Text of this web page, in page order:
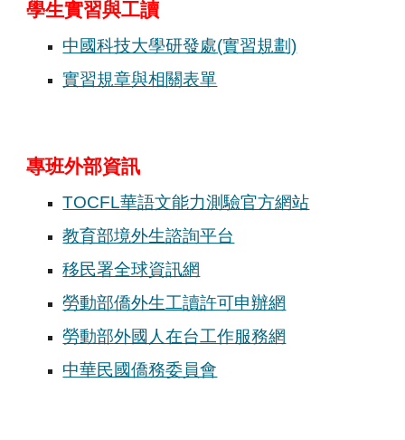
學生實習與工讀
中國科技大學研發處(實習規劃)
實習規章與相關表單
專班外部資訊
TOCFL華語文能力測驗官方網站
教育部境外生諮詢平台
移民署全球資訊網
勞動部僑外生工讀許可申辦網
勞動部外國人在台工作服務網
中華民國僑務委員會